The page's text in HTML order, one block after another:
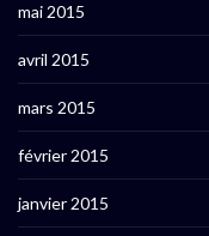
mai 2015
avril 2015
mars 2015
février 2015
janvier 2015